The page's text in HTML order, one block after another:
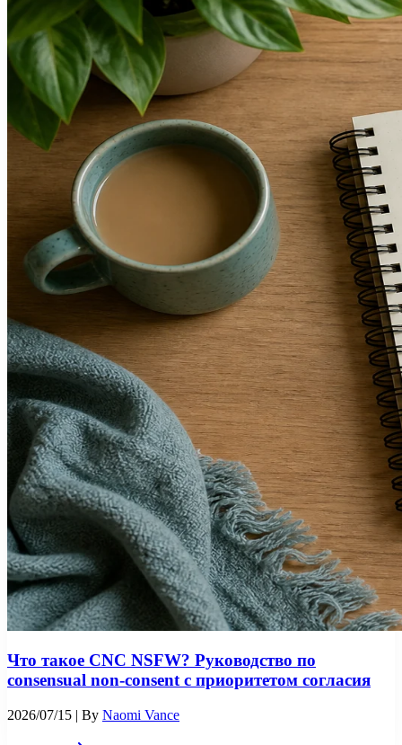
Что такое CNC NSFW? Руководство по
consensual non-consent с приоритетом согласия
2026/07/15 | By Naomi Vance